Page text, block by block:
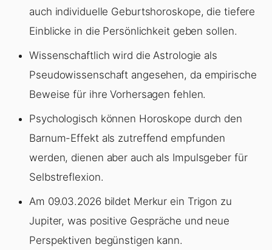
auch individuelle Geburtshoroskope, die tiefere
Einblicke in die Persönlichkeit geben sollen.
Wissenschaftlich wird die Astrologie als
Pseudowissenschaft angesehen, da empirische
Beweise für ihre Vorhersagen fehlen.
Psychologisch können Horoskope durch den
Barnum-Effekt als zutreffend empfunden
werden, dienen aber auch als Impulsgeber für
Selbstreflexion.
Am 09.03.2026 bildet Merkur ein Trigon zu
Jupiter, was positive Gespräche und neue
Perspektiven begünstigen kann.